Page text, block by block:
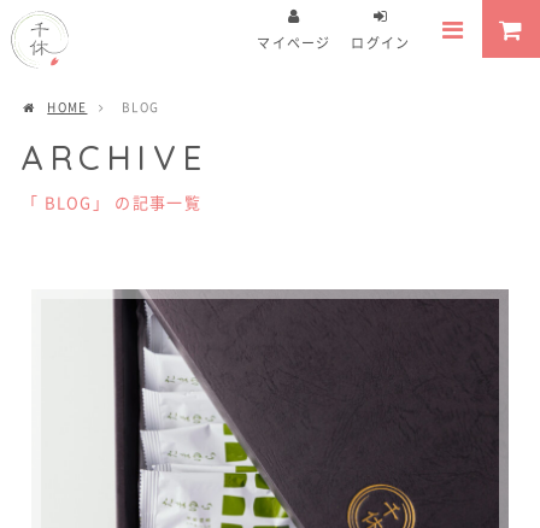
ログイン
マイページ
HOME BLOG
ARCHIVE
「 BLOG」 の記事一覧